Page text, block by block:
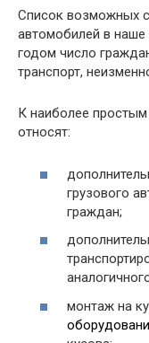
Список возможных
автомобилей в
годом число
транспорт,
К наиболее
относят:
грузового
граждан;
монтаж на